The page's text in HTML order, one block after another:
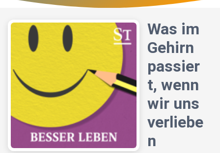
Was im
Gehirn
passier
t, wenn
wir uns
verliebe
n